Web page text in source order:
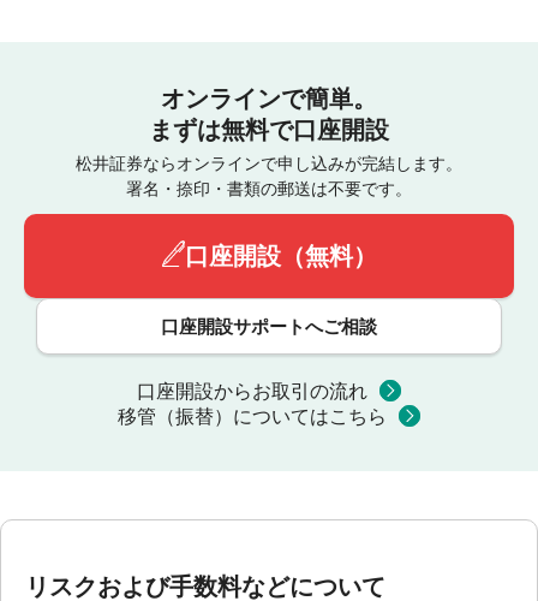
オンラインで簡単。
まずは無料で口座開設
松井証券ならオンラインで申し込みが完結します。
署名・捺印・書類の郵送は不要です。
口座開設（無料）
口座開設サポートへご相談
口座開設からお取引の流れ
移管（振替）についてはこちら
リスクおよび手数料などについて